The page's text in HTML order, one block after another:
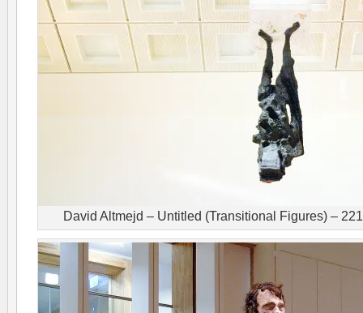
David Altmejd – Untitled (Transitional Figures) –